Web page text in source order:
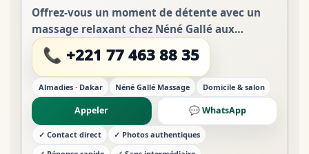
Offrez-vous un moment de détente avec un
massage relaxant chez Néné Gallé aux
Almadies Dakar. Situé aux Route des
Almadies, notre salon vous accueille dans un
cadre calme, discret...
📞 +221 77 463 88 35
Almadies · Dakar Néné Gallé Massage Domicile & salon
Appeler 💬 WhatsApp
✓ Contact direct
✓ Photos authentiques